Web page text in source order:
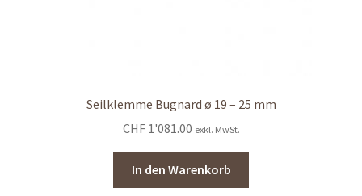
Seilklemme Bugnard ø 19 – 25 mm
CHF1'081.00 exkl. MwSt.
In den Warenkorb